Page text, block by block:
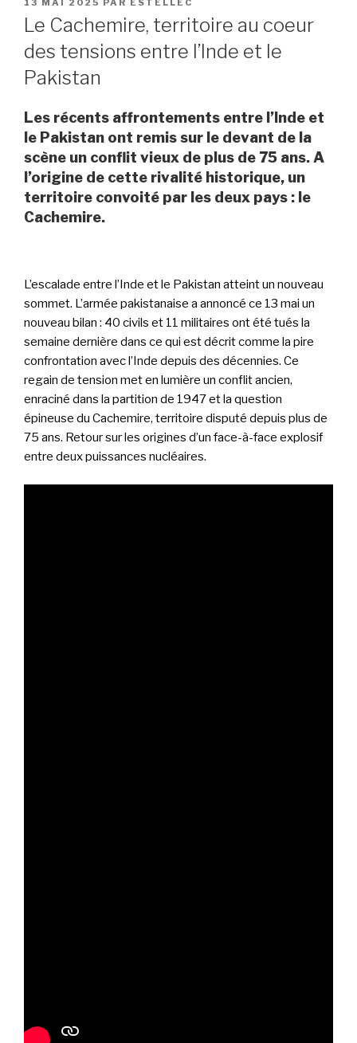
PUBLIÉ
LE
13 MAI 2025 PAR ESTELLEC
Le Cachemire, territoire au coeur
des tensions entre l’Inde et le
Pakistan
Les récents affrontements entre l’Inde et
le Pakistan ont remis sur le devant de la
scène un conflit vieux de plus de 75 ans. A
l’origine de cette rivalité historique, un
territoire convoité par les deux pays : le
Cachemire.
L’escalade entre l’Inde et le Pakistan atteint un nouveau
sommet. L’armée pakistanaise a annoncé ce 13 mai un
nouveau bilan : 40 civils et 11 militaires ont été tués la
semaine dernière dans ce qui est décrit comme la pire
confrontation avec l’Inde depuis des décennies. Ce
regain de tension met en lumière un conflit ancien,
enraciné dans la partition de 1947 et la question
épineuse du Cachemire, territoire disputé depuis plus de
75 ans. Retour sur les origines d’un face-à-face explosif
entre deux puissances nucléaires.